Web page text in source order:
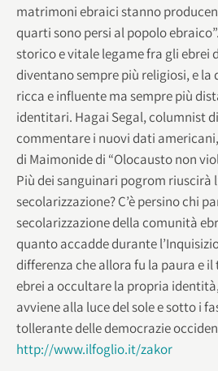
matrimoni ebraici stanno
quarti sono persi al popolo
storico e vitale legame fra gli ebrei
diventano sempre più religiosi, e
ricca e influente ma sempre più
identitari. Hagai Segal, columnist
commentare i nuovi dati
di Maimonide di “Olocausto non
Più dei sanguinari pogrom riuscirà
secolarizzazione? C’è persino chi
secolarizzazione della comunità
quanto accadde durante
differenza che allora fu la paura e
ebrei a occultare la propria
avviene alla luce del sole e sotto i
tollerante delle democrazie
http://www.ilfoglio.it/zakor